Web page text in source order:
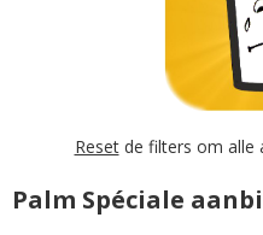
Resetde filters om alle
Palm Spéciale